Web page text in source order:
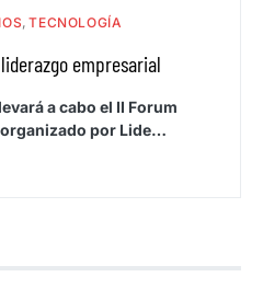
TECNOLOGÍA
empresarial
a cabo el II Forum
por Lide…